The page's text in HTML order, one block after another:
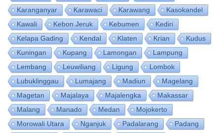
Karanganyar
Karawaci Karawang
Kasokandel
Kawali
Kebon Jeruk Kebumen
Kediri
Kelapa Gading
Kendal Klaten Krian
Kudus
Kuningan
Kupang Lamongan
Lampung
Lembang
Leuwiliang Ligung
Lombok
Lubuklinggau
Lumajang Madiun
Magelang
Magetan
Majalaya Majalengka
Makassar
Malang
Manado Medan
Mojokerto
Morowali Utara
Nganjuk Padalarang
Padang